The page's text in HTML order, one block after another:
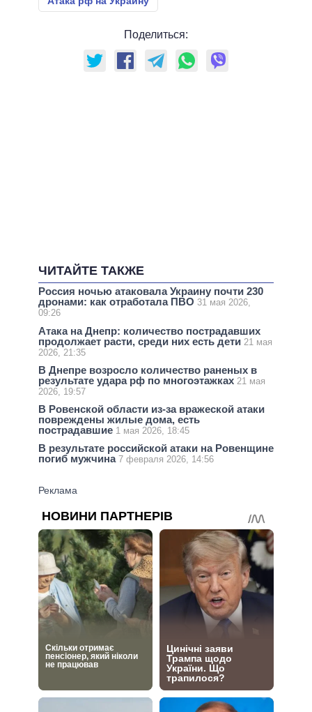
Поделиться:
ЧИТАЙТЕ ТАКЖЕ
Россия ночью атаковала Украину почти 230
дронами: как отработала ПВО 31 мая 2026,
09:26
Атака на Днепр: количество пострадавших
продолжает расти, среди них есть дети 21 мая
2026, 21:35
В Днепре возросло количество раненых в
результате удара рф по многоэтажках 21 мая
2026, 19:57
В Ровенской области из-за вражеской атаки
повреждены жилые дома, есть
пострадавшие 1 мая 2026, 18:45
В результате российской атаки на Ровенщине
погиб мужчина 7 февраля 2026, 14:56